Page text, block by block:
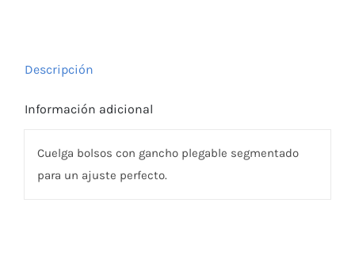
Descripción
Información adicional
Cuelga bolsos con gancho plegable segmentado
para un ajuste perfecto.